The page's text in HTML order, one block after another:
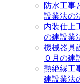
防水工事
設業法の
内装仕上
の建設業
機械器具
０月の建
熱絶縁工
建設業法